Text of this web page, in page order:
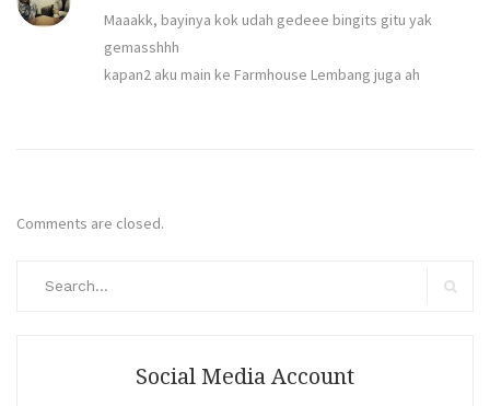
Maaakk, bayinya kok udah gedeee bingits gitu yak
gemasshhh
kapan2 aku main ke Farmhouse Lembang juga ah
Comments are closed.
Social Media Account